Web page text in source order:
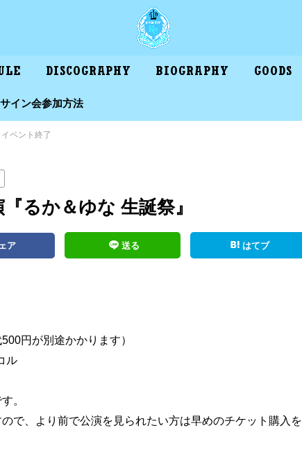
DISCOGRAPHY BIOGRAPHY GOODS
イン会参加方法
イベント終了
るか＆ゆな 生誕祭』
ア 送る はてブ
円が別途かかります）
ル
。
で、より前で公演を見られたい方は早めのチケット購入を